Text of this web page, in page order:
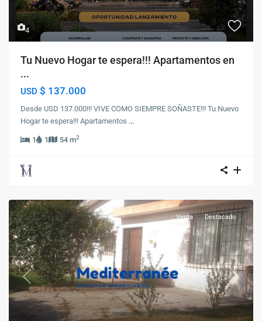
4
Tu Nuevo Hogar te espera!!! Apartamentos en
...
USD $ 137.000
Desde USD 137.000!!! VIVE COMO SIEMPRE SOÑASTE!!! Tu Nuevo
Hogar te espera!!! Apartamentos ...
1 1 54 m2
Previous Next
Venta Destacado